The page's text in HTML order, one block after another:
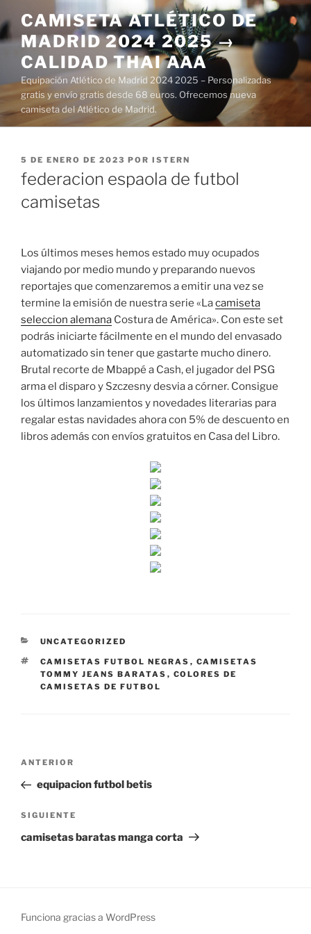
al
contenido
CAMISETA ATLÉTICO DE
MADRID 2024 2025 →
CALIDAD THAI AAA
Equipación Atlético de Madrid 2024 2025 – Personalizadas
gratis y envío gratis desde 68 euros. Ofrecemos nueva
camiseta del Atlético de Madrid.
PUBLICADO
EL
5 DE ENERO DE 2023 POR ISTERN
federacion espaola de futbol
camisetas
Los últimos meses hemos estado muy ocupados
viajando por medio mundo y preparando nuevos
reportajes que comenzaremos a emitir una vez se
termine la emisión de nuestra serie «Lacamiseta
seleccion alemana Costura de América». Con este set
podrás iniciarte fácilmente en el mundo del envasado
automatizado sin tener que gastarte mucho dinero.
Brutal recorte de Mbappé a Cash, el jugador del PSG
arma el disparo y Szczesny desvia a córner. Consigue
los últimos lanzamientos y novedades literarias para
regalar estas navidades ahora con 5% de descuento en
libros además con envíos gratuitos en Casa del Libro.
CATEGORÍAS
UNCATEGORIZED
ETIQUETAS
CAMISETAS FUTBOL NEGRAS , CAMISETAS
TOMMY JEANS BARATAS , COLORES DE
CAMISETAS DE FUTBOL
Navegación
entradas
Entrada
anterior:
ANTERIOR
equipacion futbol betis
Siguiente
entrada
SIGUIENTE
camisetas baratas manga corta
Funciona gracias a WordPress